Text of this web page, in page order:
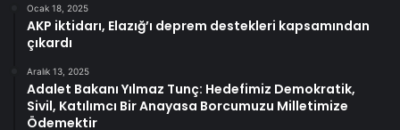
Ocak 18, 2025
AKP iktidarı, Elazığ’ı deprem destekleri kapsamından
çıkardı
Aralık 13, 2025
Adalet Bakanı Yılmaz Tunç: Hedefimiz Demokratik,
Sivil, Katılımcı Bir Anayasa Borcumuzu Milletimize
Ödemektir